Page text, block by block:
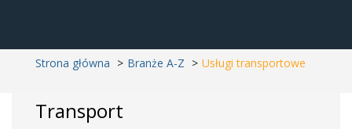
Strona główna Branże A-Z Usługi transportowe
Transport